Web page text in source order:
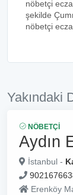
nöbetçi
şekilde
nöbetçi
Yakındaki
NÖBETÇI
Aydın
İstanbul -
Erenköy